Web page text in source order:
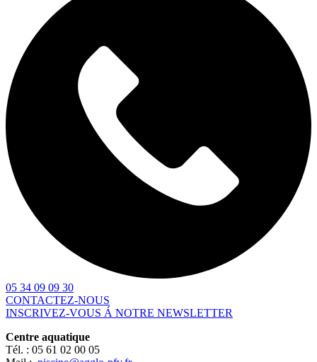
05 34 09 09 30
CONTACTEZ-NOUS
INSCRIVEZ-VOUS Á NOTRE NEWSLETTER
Centre aquatique
Tél. : 05 61 02 00 05